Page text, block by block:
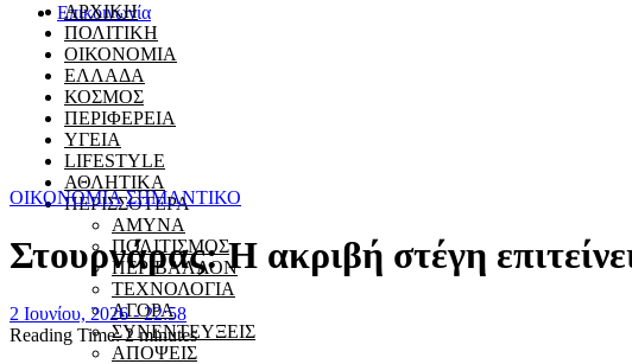
Επικοινωνία
ΑΡΧΙΚΗ
ΠΟΛΙΤΙΚΗ
ΟΙΚΟΝΟΜΙΑ
ΕΛΛΑΔΑ
ΚΟΣΜΟΣ
ΠΕΡΙΦΕΡΕΙΑ
ΥΓΕΙΑ
LIFESTYLE
ΑΘΛΗΤΙΚΑ
ΠΕΡΙΣΣΟΤΕΡΑ
ΑΜΥΝΑ
ΠΟΛΙΤΙΣΜΟΣ
ΠΕΡΙΒΑΛΛΟΝ
ΤΕΧΝΟΛΟΓΙΑ
ΑΓΟΡΑ
ΣΥΝΕΝΤΕΥΞΕΙΣ
ΑΠΟΨΕΙΣ
ΟΙΚΟΝΟΜΙΑ ΣΗΜΑΝΤΙΚΟ
Στουρνάρας: Η ακριβή στέγη
2 Ιουνίου, 2026 - 22:58
Reading Time:2 minutes